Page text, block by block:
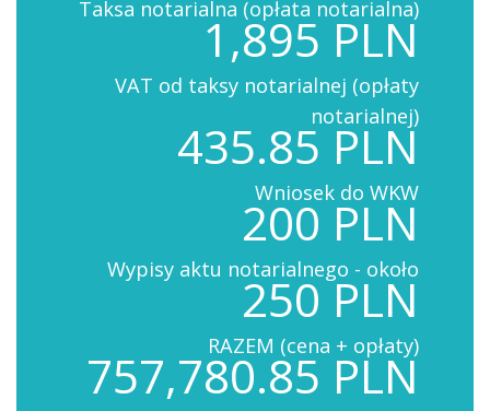
Taksa notarialna (opłata notarialna)
1,895 PLN
VAT od taksy notarialnej (opłaty
notarialnej)
435.85 PLN
Wniosek do WKW
200 PLN
Wypisy aktu notarialnego - około
250 PLN
RAZEM (cena + opłaty)
757,780.85 PLN